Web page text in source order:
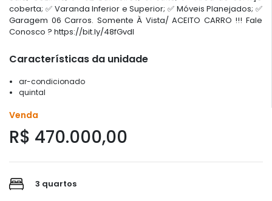
coberta; ✅️ Varanda Inferior e Superior; ✅️ Móveis Planejados; ✅️
Garagem 06 Carros. Somente À Vista/ ACEITO CARRO !!! Fale
Conosco ? https://bit.ly/48fGvdI
Características da unidade
ar-condicionado
quintal
Venda
R$ 470.000,00
3 quartos